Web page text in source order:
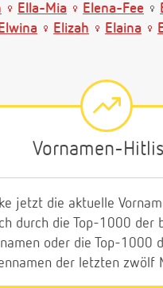
Ella-Mia Elena-Fee
Elizah Elaina
Vornamen-
jetzt die aktuelle
durch die Top-1000 der
oder die Top-1000
der letzten zwölf